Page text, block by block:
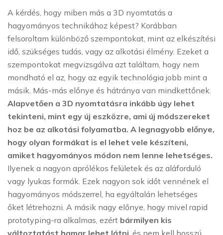
A kérdés, hogy miben más a 3D nyomtatás a
hagyományos technikához képest? Korábban
felsoroltam különböző szempontokat, mint az elkészítési
idő, szükséges tudás, vagy az alkotási élmény. Ezeket a
szempontokat megvizsgálva azt találtam, hogy nem
mondható el az, hogy az egyik technológia jobb mint a
másik. Más-más előnye és hátránya van mindkettőnek.
Alapvetően a 3D nyomtatásra inkább úgy lehet
tekinteni, mint egy új eszközre, ami új módszereket
hoz be az alkotási folyamatba. A legnagyobb előnye,
hogy olyan formákat is el lehet vele készíteni,
amiket hagyományos módon nem lenne lehetséges.
Ilyenek a nagyon aprólékos felületek és az aláforduló
vagy lyukas formák. Ezek nagyon sok időt vennének el
hagyományos módszerrel, ha egyáltalán lehetséges
őket létrehozni. A másik nagy előnye, hogy mivel rapid
prototyping-ra alkalmas, ezért bármilyen kis